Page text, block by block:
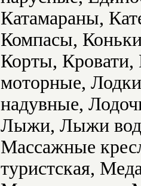
Катамараны,
Компасы,
Корты,
моторные,
надувные,
Лыжи, Лыжи
Массажные
туристская,